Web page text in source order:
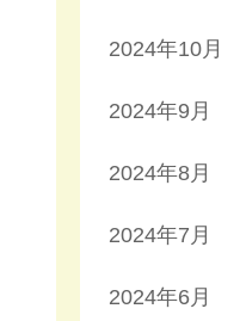
2024年10月
2024年9月
2024年8月
2024年7月
2024年6月